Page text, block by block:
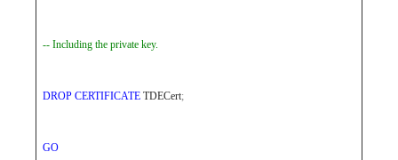
-- Including the private key.
DROP CERTIFICATE TDECert;
GO